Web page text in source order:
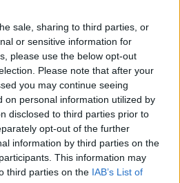
sale, sharing to third parties, or
or sensitive information for
please use the below opt-out
Please note that after your
you may continue seeing
on personal information utilized by
disclosed to third parties prior to
opt-out of the further
information by third parties on the
This information may
third parties on the IAB’s List of
2026